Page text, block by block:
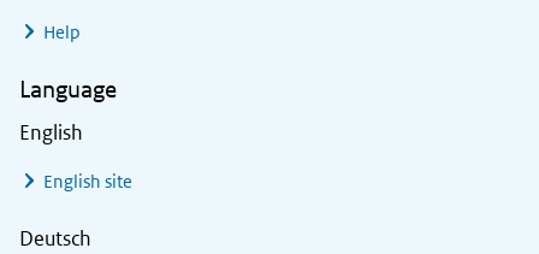
Help
Language
English
English site
Deutsch